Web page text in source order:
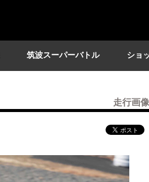
筑波スーパーバトル ショ
走行画像